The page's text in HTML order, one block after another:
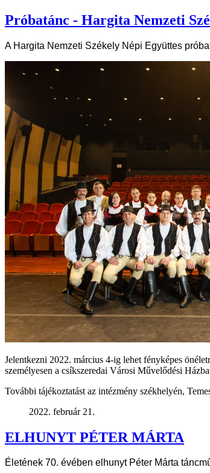
Próbatánc - Hargita Nemzeti
A Hargita Nemzeti Székely Népi Együttes
Jelentkezni 2022. március 4-ig lehet fényképes
személyesen a csíkszeredai Városi Művelődési
További tájékoztatást az intézmény székhelyén,
2022. február 21.
ELHUNYT PÉTER MÁRTA
Életének 70. évében elhunyt Péter Márta